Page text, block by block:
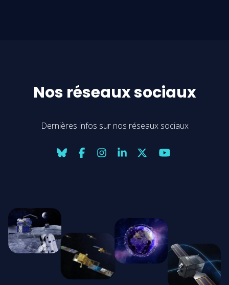
Nos réseaux sociaux
Dernières infos sur nos réseaux sociaux